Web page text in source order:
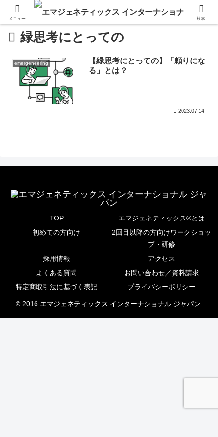
緑思考にとっての
emergeneering
【緑思考にとっての】「頼りにな
る」とは？
2023.07.14
TOP
エマジェネティックス®とは
初めての方向け
2回目以降の方向けワークショッ
プ・研修
採用情報
アクセス
よくある質問
お問い合わせ／資料請求
特定商取引法に基づく表記
プライバシーポリシー
© 2016 エマジェネティックス インターナショナル ジャパン.
メニュー 検索